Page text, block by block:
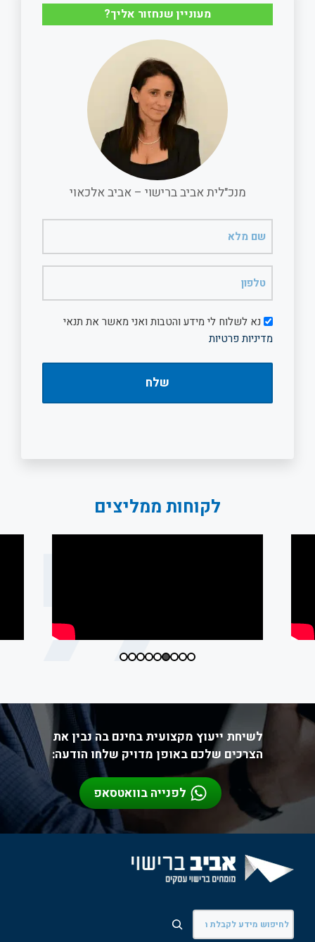
מעוניין שנחזור אליך?
מנכ"לית אביב ברישוי – אביב אלכאוי
מלא
דיוורנא לשלוח לי מידע והטבות ואני מאשר את תנאי
מדיניות פרטיות
לקוחות ממליצים
לשיחת ייעוץ מקצועית בחינם בה נבין את
הצרכים שלכם באופן מדויק שלחו הודעה:
לפנייה בוואטסאפ
חיפוש